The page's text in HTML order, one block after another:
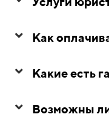
Как
Какие есть
Возможны